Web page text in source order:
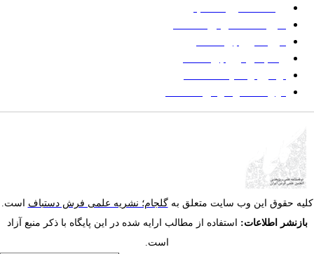
پرداخت صورتحساب
شیوه‌نامه نگارش مقالات
فرایند ارزیابی مقاله
زمانبندی ارزیابی مقاله
توضیح وضعیت مقالات
فهرست موضوعی مقاله‌ها
حقوق این وب سایت متعلق بهگلجام؛ نشریه علمی فرش دستبافاست.
اطلاعات:استفاده از مطالب ارایه شده در این پایگاه با ذکر منبع آزاد
است.